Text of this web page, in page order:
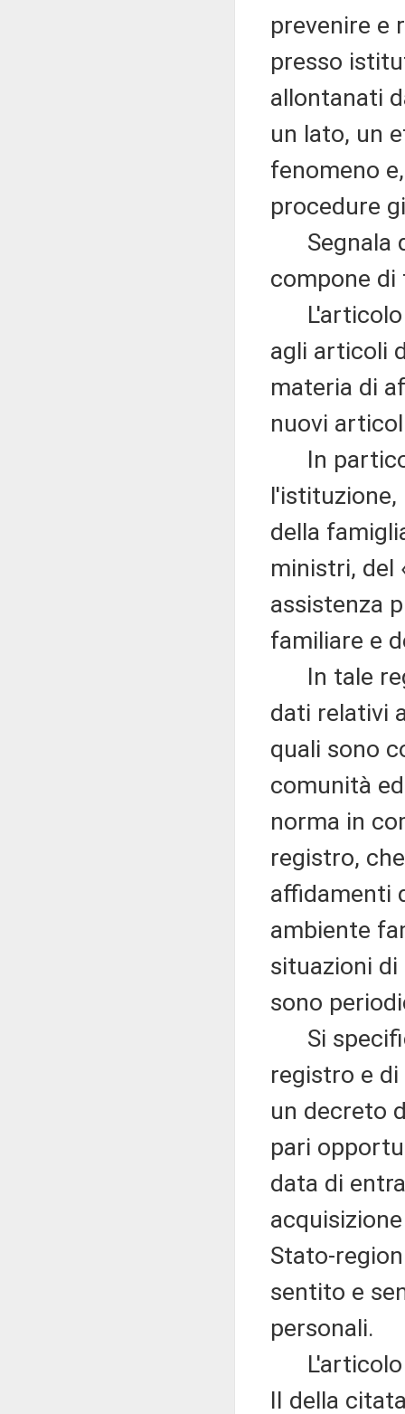
prevenire e
presso
allontanati
un lato, un
fenomeno
procedure
Segnala
compone
L'articolo
agli articoli
materia di
nuovi
In
della
ministri, del
assistenza
familiare e
In tale
dati relativi
quali sono
comunità
norma in
registro,
affidamenti
ambiente
situazioni
sono
Si
registro e
un decreto
pari
data di
Stato-
sentito e
personali.
L'articolo
II della